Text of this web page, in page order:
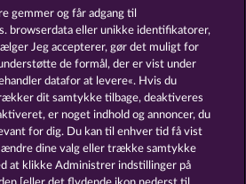
Savanna Moon
og betingelser
gemmer og får adgang til
browserdata eller unikke identifikatorer,
Jeg accepterer, gør det muligt for
de formål, der er vist under
datafor at levere«. Hvis du
dit samtykke tilbage, deaktiveres
er noget indhold og annoncer, du
for dig. Du kan til enhver tid få vist
ændre dine valg eller trække samtykke
at klikke Administrer indstillinger på